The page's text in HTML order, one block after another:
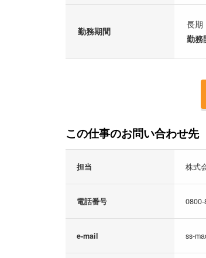
勤務期間
長期
勤務
この仕事のお問い合わせ先
担当 株式
電話番号
e-mail ss-